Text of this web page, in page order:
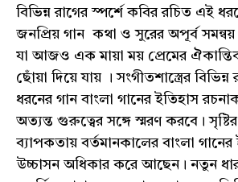
বিভিন্ন রাগের স্পর্শে কবির রচিত এই
জনপ্রিয় গান কথা ও সুরের অপূর্ব
যা আজও এক মায়া ময় প্রেমের
ছোঁয়া দিয়ে যায় । সংগীতশাস্ত্রের
ধরনের গান বাংলা গানের ইতিহাস
অত্যন্ত গুরুত্বের সঙ্গে স্মরণ করবে।
ব্যাপকতায় বর্তমানকালের বাংলা
উচ্চাসন অধিকার করে আছেন। নতুন